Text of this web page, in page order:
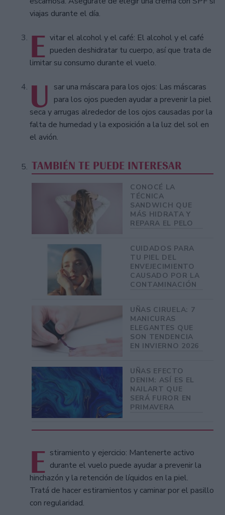
viajas durante el día.
E vitar el alcohol y el café: El alcohol y el café
pueden deshidratar tu cuerpo, así que trata de
limitar su consumo durante el vuelo.
U sar una máscara para los ojos: Las máscaras
para los ojos pueden ayudar a prevenir la piel
seca y arrugas alrededor de los ojos causadas por la
falta de humedad y la exposición a la luz del sol en
el avión.
TAMBIÉN TE PUEDE INTERESAR
CONOCÉ LA
TÉCNICA
SANDWICH QUE
MÁS HIDRATA Y
REPARA EL PELO
CUIDADOS PARA
TU PIEL DEL
ENVEJECIMIENTO
CAUSADO POR LA
CONTAMINACIÓN
UÑAS CIRUELA: 7
MANICURAS
ELEGANTES QUE
SON TENDENCIA
EN INVIERNO 2026
UÑAS EFECTO
DENIM: ASÍ ES EL
NAILART QUE
SERÁ FUROR EN
PRIMAVERA
E stiramiento y ejercicio: Mantenerte activo
durante el vuelo puede ayudar a prevenir la
hinchazón y la retención de líquidos en la piel.
Tratá de hacer estiramientos y caminar por el pasillo
con regularidad.